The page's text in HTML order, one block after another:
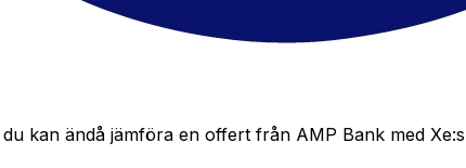
kan ändå jämföra en offert från AMP Bank med